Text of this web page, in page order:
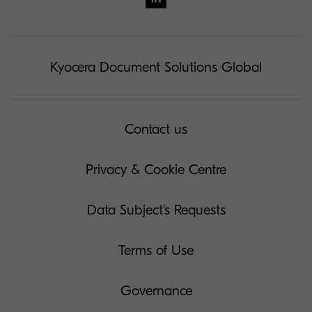
Kyocera Document Solutions Global
Contact us
Privacy & Cookie Centre
Data Subject's Requests
Terms of Use
Governance